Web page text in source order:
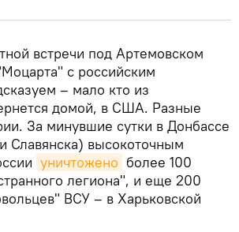
встречи под Артемовском
с российским
– мало кто из
домой, в США. Разные
За минувшие сутки в Донбассе
Славянска) высокоточным
уничтожено более 100
легиона", и еще 200
ВСУ – в Харьковской